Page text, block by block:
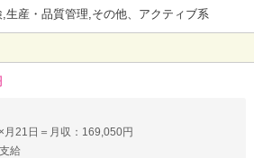
生産・品質管理,その他、アクティブ系
月21日＝月収：169,050円
給